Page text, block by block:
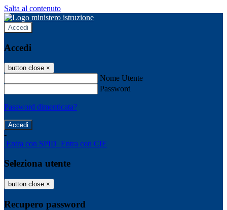
Salta al contenuto
Accedi
Accedi
button close ×
Nome Utente
Password
Password dimenticata?
-
Entra con SPID Entra con CIE
Seleziona utente
button close ×
Recupero password